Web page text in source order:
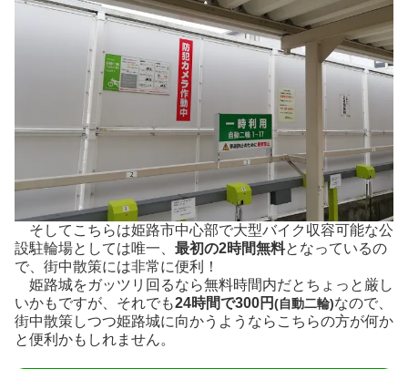
そしてこちらは姫路市中心部で大型バイク収容可能な公
設駐輪場としては唯一、 最初の2時間無料となっているの
で、街中散策には非常に便利！
姫路城をガッツリ回るなら無料時間内だとちょっと厳し
いかもですが、それでも24時間で300円(自動二輪)なので、
街中散策しつつ姫路城に向かうようならこちらの方が何か
と便利かもしれません。